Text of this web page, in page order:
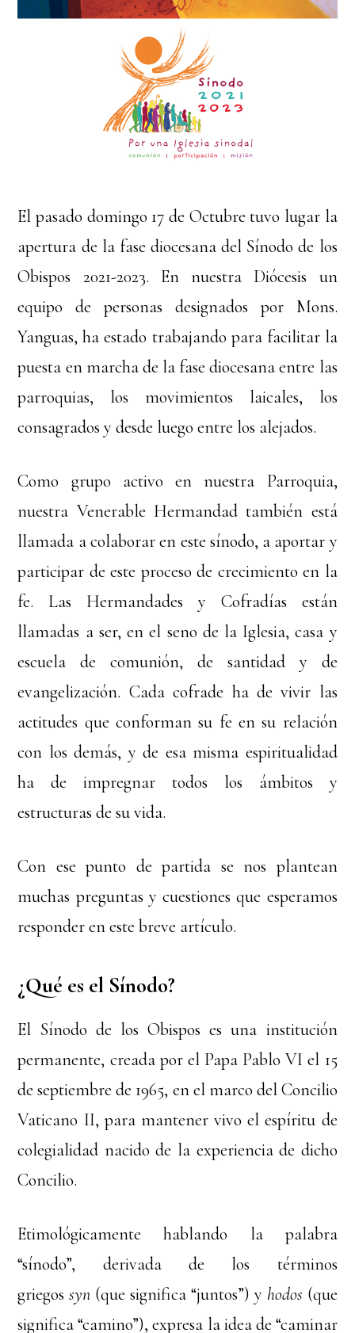
El pasado domingo 17 de Octubre tuvo lugar la
apertura de la fase diocesana del Sínodo de los
Obispos 2021-2023. En nuestra Diócesis un
equipo de personas designados por Mons.
Yanguas, ha estado trabajando para facilitar la
puesta en marcha de la fase diocesana entre las
parroquias, los movimientos laicales, los
consagrados y desde luego entre los alejados.
Como grupo activo en nuestra Parroquia,
nuestra Venerable Hermandad también está
llamada a colaborar en este sínodo, a aportar y
participar de este proceso de crecimiento en la
fe. Las Hermandades y Cofradías están
llamadas a ser, en el seno de la Iglesia, casa y
escuela de comunión, de santidad y de
evangelización. Cada cofrade ha de vivir las
actitudes que conforman su fe en su relación
con los demás, y de esa misma espiritualidad
ha de impregnar todos los ámbitos y
estructuras de su vida.
Con ese punto de partida se nos plantean
muchas preguntas y cuestiones que esperamos
responder en este breve artículo.
¿Qué es el Sínodo?
El Sínodo de los Obispos es una institución
permanente, creada por el Papa Pablo VI el 15
de septiembre de 1965, en el marco del Concilio
Vaticano II, para mantener vivo el espíritu de
colegialidad nacido de la experiencia de dicho
Concilio.
Etimológicamente hablando la palabra
“sínodo”, derivada de los términos
griegossyn (que significa “juntos”) y hodos (que
significa “camino”), expresa la idea de “caminar